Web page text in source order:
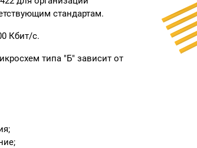
стандартам.
Кбит/с.
типа "Б" зависит от